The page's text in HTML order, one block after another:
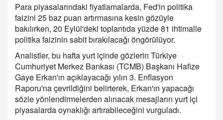
Para piyasalarındaki fiyatlamalarda, Fed'in politika
faizini 25 baz puan artırmasına kesin gözüyle
bakılırken, 20 Eylül'deki toplantıda yüzde 81 ihtimalle
politika faizinin sabit bırakılacağı öngörülüyor.
Analistler, bu hafta yurt içinde gözlerin Türkiye
Cumhuriyet Merkez Bankası (TCMB) Başkanı Hafize
Gaye Erkan'ın açıklayacağı yılın 3. Enflasyon
Raporu'na çevrildiğini belirterek, Erkan'ın yapacağı
sözle yönlendirmelerden alınacak mesajların yurt içi
piyasalarda oynaklığı artırabileceğini vurguladı.